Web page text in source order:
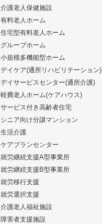
介護老人保健施設
有料老人ホーム
住宅型有料老人ホーム
グループホーム
小規模多機能型ホーム
デイケア(通所リハビリテーション)
デイサービスセンター(通所介護)
軽費老人ホーム(ケアハウス)
サービス付き高齢者住宅
シニア向け分譲マンション
生活介護
ケアプランセンター
就労継続支援A型事業所
就労継続支援B型事業所
就労移行支援
就労選択支援
介護老人福祉施設
障害者支援施設